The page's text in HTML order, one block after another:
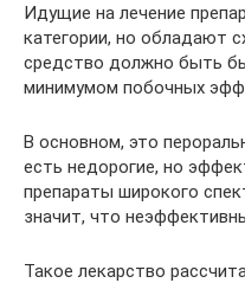
Идущие на лечение
категории, но обладают
средство должно быть
минимумом побочных
В основном, это
есть недорогие, но
препараты широкого
значит, что
Такое лекарство